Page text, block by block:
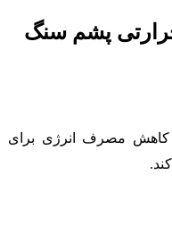
حرارتی پشم سنگ
کاهش مصرف انرژی برای